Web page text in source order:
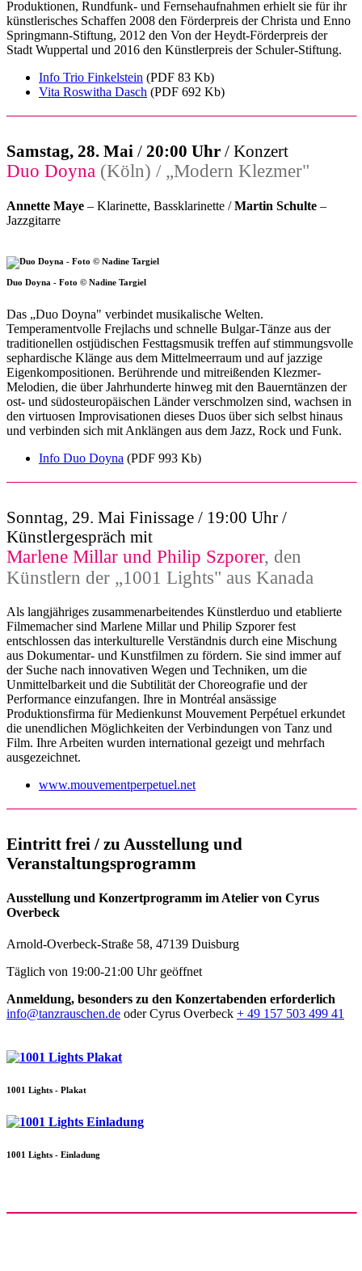
Produktionen, Rundfunk- und Fernsehaufnahmen erhielt sie für ihr
künstlerisches Schaffen 2008 den Förderpreis der Christa und Enno
Springmann-Stiftung, 2012 den Von der Heydt-Förderpreis der
Stadt Wuppertal und 2016 den Künstlerpreis der Schuler-Stiftung.
Info Trio Finkelstein (PDF 83 Kb)
Vita Roswitha Dasch (PDF 692 Kb)
Samstag, 28. Mai / 20:00 Uhr / Konzert
Duo Doyna (Köln) / „Modern Klezmer"
Annette Maye – Klarinette, Bassklarinette /Martin Schulte –
Jazzgitarre
Duo Doyna - Foto © Nadine Targiel
Das „Duo Doyna" verbindet musikalische Welten.
Temperamentvolle Frejlachs und schnelle Bulgar-Tänze aus der
traditionellen ostjüdischen Festtagsmusik treffen auf stimmungsvolle
sephardische Klänge aus dem Mittelmeerraum und auf jazzige
Eigenkompositionen. Berührende und mitreißenden Klezmer-
Melodien, die über Jahrhunderte hinweg mit den Bauerntänzen der
ost- und südosteuropäischen Länder verschmolzen sind, wachsen in
den virtuosen Improvisationen dieses Duos über sich selbst hinaus
und verbinden sich mit Anklängen aus dem Jazz, Rock und Funk.
Info Duo Doyna (PDF 993 Kb)
Sonntag, 29. Mai Finissage / 19:00 Uhr /
Künstlergespräch mit
Marlene Millar und Philip Szporer, den
Künstlern der „1001 Lights" aus Kanada
Als langjähriges zusammenarbeitendes Künstlerduo und etablierte
Filmemacher sind Marlene Millar und Philip Szporer fest
entschlossen das interkulturelle Verständnis durch eine Mischung
aus Dokumentar- und Kunstfilmen zu fördern. Sie sind immer auf
der Suche nach innovativen Wegen und Techniken, um die
Unmittelbarkeit und die Subtilität der Choreografie und der
Performance einzufangen. Ihre in Montréal ansässige
Produktionsfirma für Medienkunst Mouvement Perpétuel erkundet
die unendlichen Möglichkeiten der Verbindungen von Tanz und
Film. Ihre Arbeiten wurden international gezeigt und mehrfach
ausgezeichnet.
www.mouvementperpetuel.net
Eintritt frei / zu Ausstellung und
Veranstaltungsprogramm
Ausstellung und Konzertprogramm im Atelier von Cyrus
Overbeck
Arnold-Overbeck-Straße 58, 47139 Duisburg
Täglich von 19:00-21:00 Uhr geöffnet
Anmeldung, besonders zu den Konzertabenden erforderlich
info@tanzrauschen.de oder Cyrus Overbeck + 49 157 503 499 41
1001 Lights - Plakat
1001 Lights - Einladung